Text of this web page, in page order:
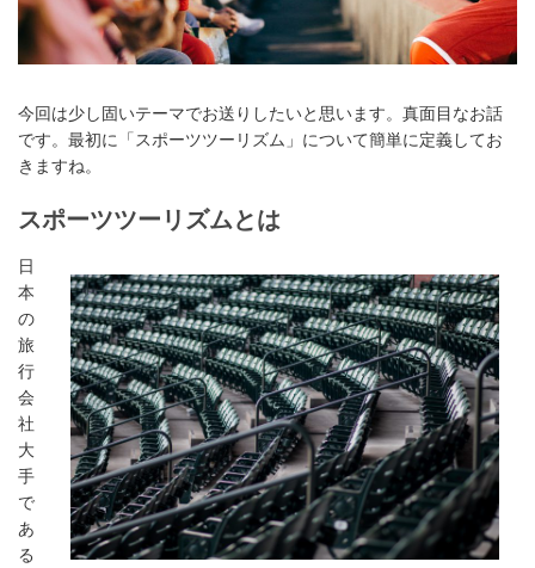
今回は少し固いテーマでお送りしたいと思います。真面目なお話
です。最初に「スポーツツーリズム」について簡単に定義してお
きますね。
スポーツツーリズムとは
日
本
の
旅
行
会
社
大
手
で
あ
る